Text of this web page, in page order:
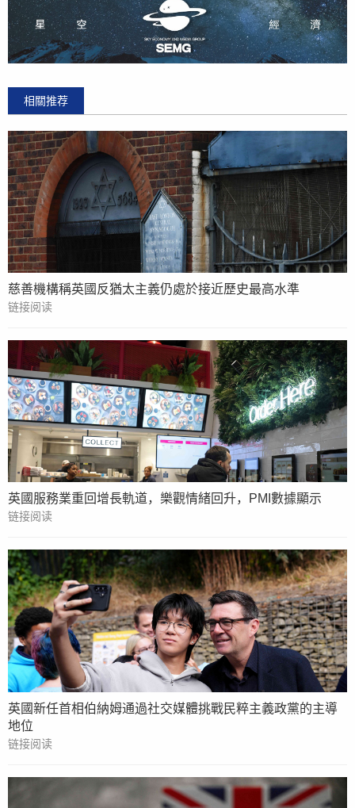
相關推荐
慈善機構稱英國反猶太主義仍處於接近歷史最高水準
链接阅读
英國服務業重回增長軌道，樂觀情緒回升，PMI數據顯示
链接阅读
英國新任首相伯納姆通過社交媒體挑戰民粹主義政黨的主導
地位
链接阅读